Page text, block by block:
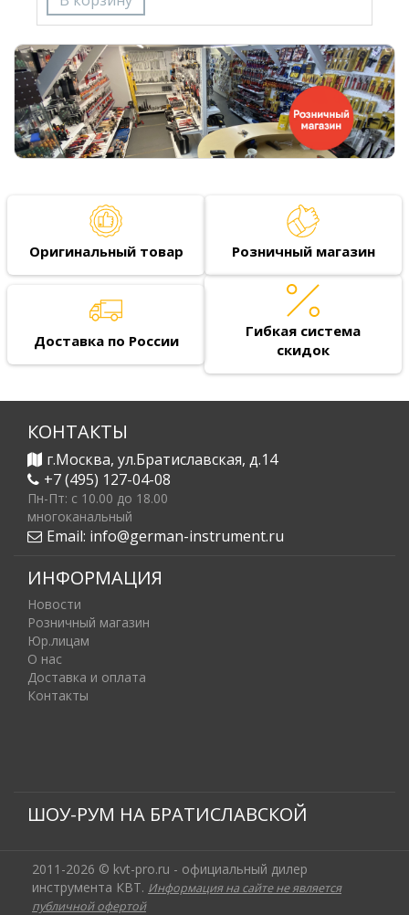
Оригинальный товар Розничный магазин
Доставка по России
Гибкая система
скидок
КОНТАКТЫ
г.Москва, ул.Братиславская, д.14
+7 (495) 127-04-08
Пн-Пт: c 10.00 до 18.00
многоканальный
Email: info@german-instrument.ru
ИНФОРМАЦИЯ
Новости
Розничный магазин
Юр.лицам
О нас
Доставка и оплата
Контакты
ШОУ-РУМ НА БРАТИСЛАВСКОЙ
2011-2026 © kvt-pro.ru - официальный дилер
инструмента КВТ. Информация на сайте не является
публичной офертой